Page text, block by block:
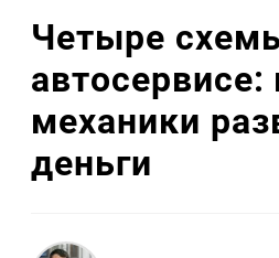
Четыре
автосервисе:
механики
деньги